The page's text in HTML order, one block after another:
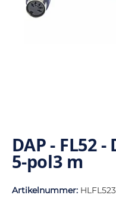
DAP - FL52
5-pol3 m
Artikelnummer: HLFL523